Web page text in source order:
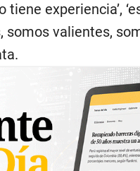
tiene experiencia’,
somos valientes,